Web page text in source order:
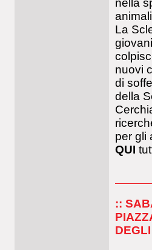
nella
La
nuovi
di
della
per gli
QUI
::